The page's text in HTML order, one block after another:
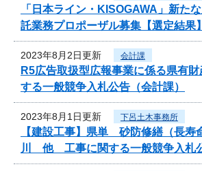
「日本ライン・KISOGAWA」新た
託業務プロポーザル募集【選定結果】
2023年8月2日更新 会計課
R5広告取扱型広報事業に係る県有
する一般競争入札公告（会計課）
2023年8月1日更新 下呂土木事務所
【建設工事】県単 砂防修繕（長
川 他 工事に関する一般競争入札